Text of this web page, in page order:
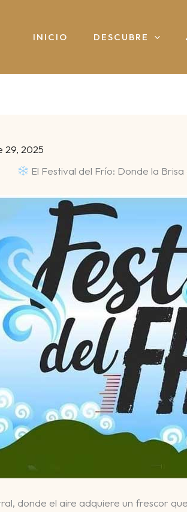
INICIO DESCUBRE
29, 2025
El Festival del Frío: Donde la
donde el aire adquiere un frescor